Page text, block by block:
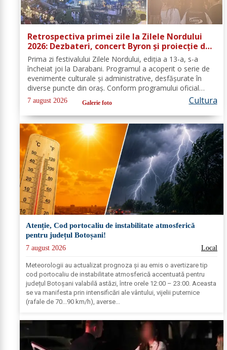
Retrospectiva primei zile la Zilele Nordului
2026: Dezbateri, concert Byron și proiecție de
film
Prima zi festivalului Zilele Nordului, ediția a 13-a, s-a
încheiat joi la Darabani. Programul a acoperit o serie de
evenimente culturale și administrative, desfășurate în
diverse puncte din oraș. Conform programului oficial
comunicat de Asociația Nord, mai jos se regăsește
sinteza activităților,...
7 august 2026 Galerie foto Cultura
Atenție, Cod portocaliu de instabilitate atmosferică
pentru județul Botoșani!
7 august 2026 Local
Meteorologii au actualizat prognoza și au emis o avertizare tip
cod portocaliu de instabilitate atmosferică accentuată pentru
județul Botoșani valabilă astăzi, între orele 12:00 – 23:00. Aceasta
se va manifesta prin intensificări ale vântului, vijelii puternice
(rafale de 70...90 km/h), averse...